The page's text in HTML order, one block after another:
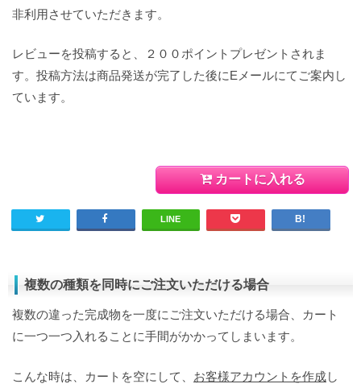
非利用させていただきます。
レビューを投稿すると、２００ポイントプレゼントされま
す。投稿方法は商品発送が完了した後にEメールにてご案内し
ています。
カートに入れる
LINE
複数の種類を同時にご注文いただける場合
複数の違った完成物を一度にご注文いただける場合、カート
に一つ一つ入れることに手間がかかってしまいます。
こんな時は、カートを空にして、 お客様アカウントを作成し